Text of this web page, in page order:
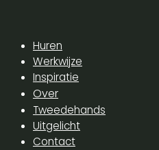
Huren
Werkwijze
Inspiratie
Over
Tweedehands
Uitgelicht
Contact